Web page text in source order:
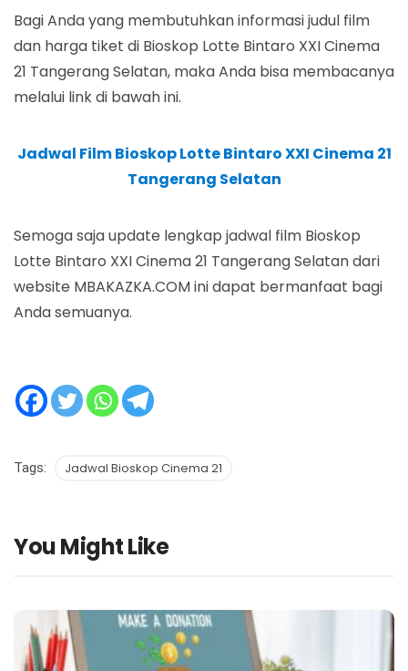
Bagi Anda yang membutuhkan informasi judul film
dan harga tiket di Bioskop Lotte Bintaro XXI Cinema
21 Tangerang Selatan, maka Anda bisa membacanya
melalui link di bawah ini.
Jadwal Film Bioskop Lotte Bintaro XXI Cinema 21
Tangerang Selatan
Semoga saja update lengkap jadwal film Bioskop
Lotte Bintaro XXI Cinema 21 Tangerang Selatan dari
website MBAKAZKA.COM ini dapat bermanfaat bagi
Anda semuanya.
Tags: Jadwal Bioskop Cinema 21
You Might Like